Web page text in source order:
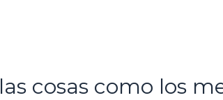
cosas como los